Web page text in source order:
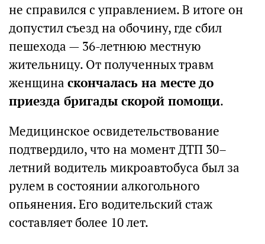
не справился с управлением. В итоге он
допустил съезд на обочину, где сбил
пешехода — 36-летнюю местную
жительницу. От полученных травм
женщина скончалась на месте до
приезда бригады скорой помощи.
Медицинское освидетельствование
подтвердило, что на момент ДТП 30–
летний водитель микроавтобуса был за
рулем в состоянии алкогольного
опьянения. Его водительский стаж
составляет более 10 лет.